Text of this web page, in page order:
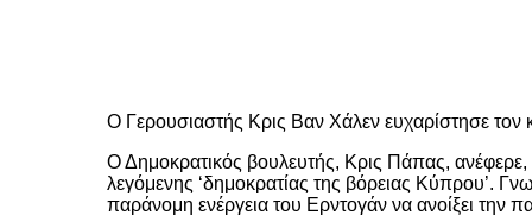
Ο Γερουσιαστής Κρις Βαν Χάλεν ευχαρίστησε τον
Ο Δημοκρατικός βουλευτής, Κρις Πάπας, ανέφερε,
λεγόμενης ‘δημοκρατίας της βόρειας Κύπρου’.
παράνομη ενέργεια του Ερντογάν να ανοίξει την